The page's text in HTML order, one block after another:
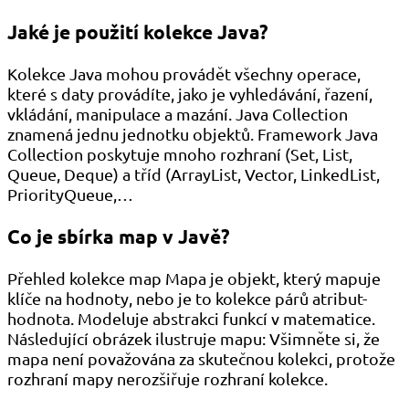
Jaké je použití kolekce Java?
Kolekce Java mohou provádět všechny operace,
které s daty provádíte, jako je vyhledávání, řazení,
vkládání, manipulace a mazání. Java Collection
znamená jednu jednotku objektů. Framework Java
Collection poskytuje mnoho rozhraní (Set, List,
Queue, Deque) a tříd (ArrayList, Vector, LinkedList,
PriorityQueue,…
Co je sbírka map v Javě?
Přehled kolekce map Mapa je objekt, který mapuje
klíče na hodnoty, nebo je to kolekce párů atribut-
hodnota. Modeluje abstrakci funkcí v matematice.
Následující obrázek ilustruje mapu: Všimněte si, že
mapa není považována za skutečnou kolekci, protože
rozhraní mapy nerozšiřuje rozhraní kolekce.